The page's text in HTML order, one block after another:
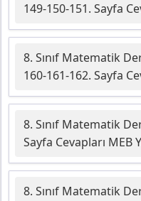
149-150-151. Sayfa
8. Sınıf Matematik
160-161-162. Sayfa
8. Sınıf Matematik
Sayfa Cevapları MEB
8. Sınıf Matematik